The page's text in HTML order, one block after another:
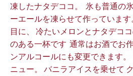
凍したナタデココ。 ⁡ 氷も普通の
ーエールを凍らせて作っていま
目に、 冷たいメロンとナタデコ
のある一杯です ⁡ 通常はお酒でお
ンアルコールにも変更できます
ニュー。 バニラアイスを乗せて